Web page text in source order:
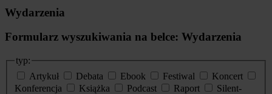
Wydarzenia
Formularz wyszukiwania na belce: Wydarzenia
typ:
Artykuł
Debata Ebook Festiwal
Koncert
Konferencja
Książka Podcast Raport
Silent-